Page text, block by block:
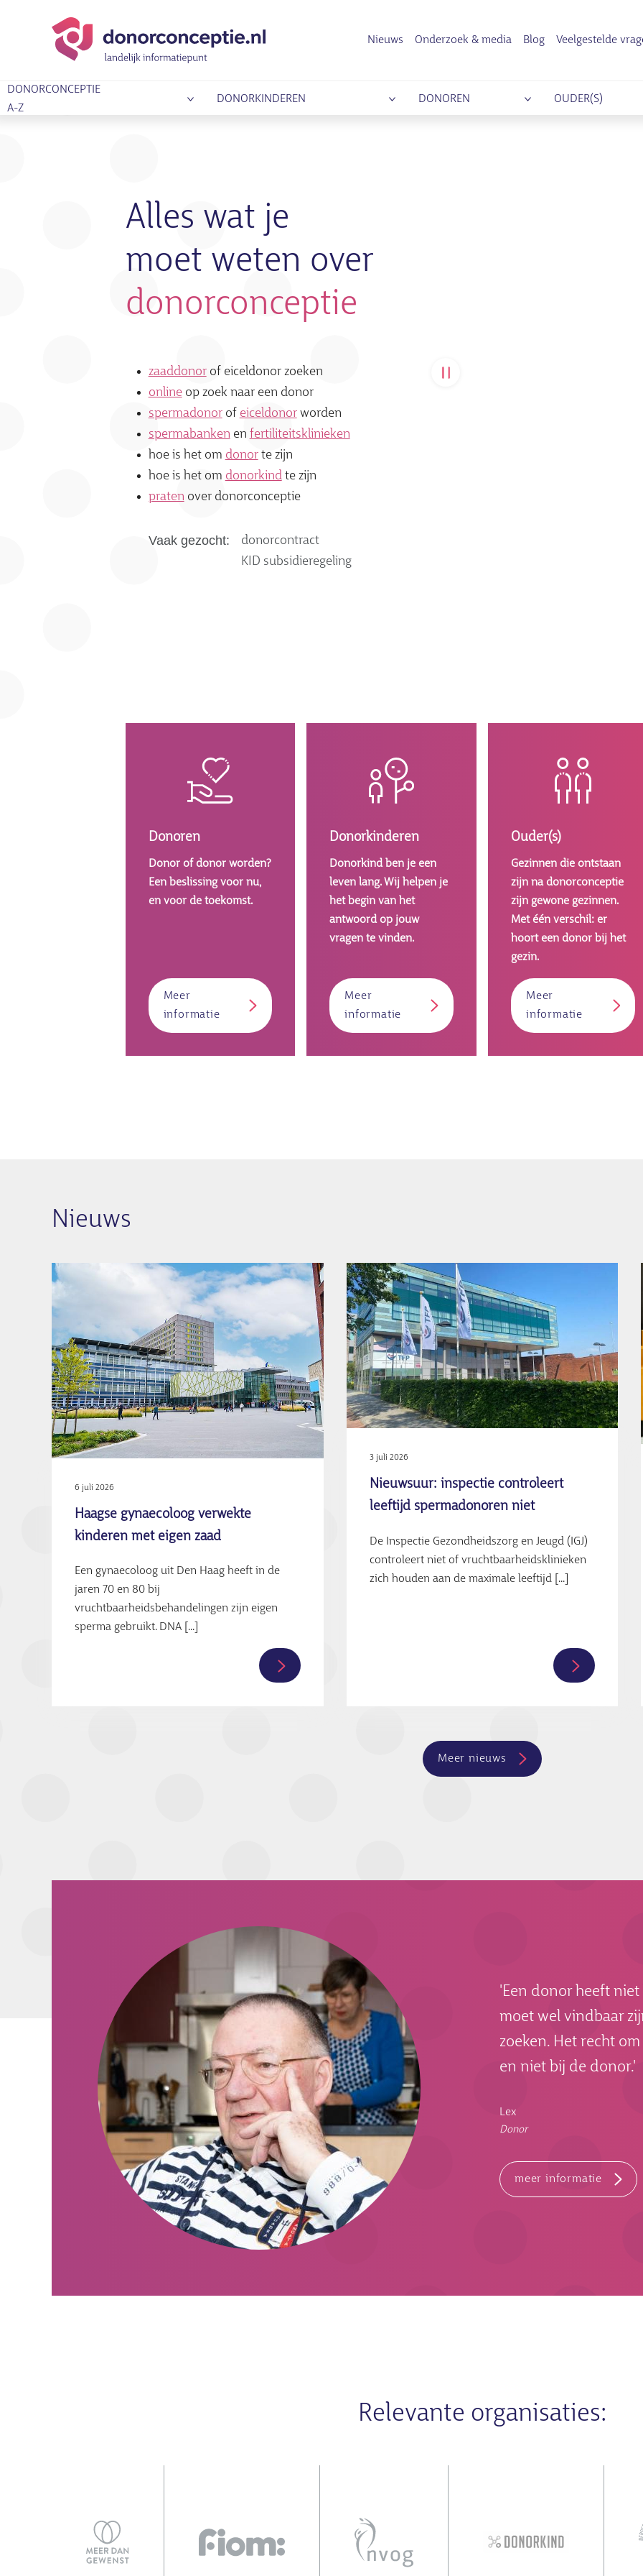
Nieuws Onderzoek & media Blog Veelgestelde
DONORCONCEPTIE
A-Z
DONORKINDEREN DONOREN OUDER(S)
Alles wat je
moet weten over
donorconceptie
zaaddonorof eiceldonor zoeken
onlineop zoek naar een donor
spermadonorof eiceldonorworden
spermabanken en fertiliteitsklinieken
hoe is het om donorte zijn
hoe is het om donorkindte zijn
praten over donorconceptie
Vaak gezocht:
donorcontract
KID subsidieregeling
Carousel
Donoren
Donor of donor worden?
Een beslissing voor nu,
en voor de toekomst.
Meer
informatieover
Donoren
Afbeelding
Donorkinderen
Donorkind ben je een
leven lang. Wij helpen je
het begin van het
antwoord op jouw
vragen te vinden.
Meer
informatieover
Donorkinderen
Afbeelding
Ouder(s)
Gezinnen die ontstaan
zijn na donorconceptie
zijn gewone gezinnen.
Met één verschil: er
hoort een donor bij het
gezin.
Meer
informatieover
Ouder(s)
Afbeelding
Nieuws
Haagse gynaecoloog verwekte
kinderen met eigen zaad
6 juli 2026
Een gynaecoloog uit Den Haag heeft in de
jaren 70 en 80 bij
vruchtbaarheidsbehandelingen zijn eigen
sperma gebruikt. DNA [...]
Lees
Afbeelding
Nieuwsuur: inspectie controleert
leeftijd spermadonoren niet
3 juli 2026
De Inspectie Gezondheidszorg en Jeugd (IGJ)
controleert niet of vruchtbaarheidsklinieken
zich houden aan de maximale leeftijd [...]
Lees
Afbeelding
Meer nieuws
'Een donor heeft
moet wel vindbaar
zoeken. Het recht
en niet bij de donor.'
Lex
Donor
meer informatie
Relevante organisaties: